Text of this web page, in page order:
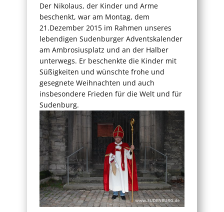
Der Nikolaus, der Kinder und Arme
beschenkt, war am Montag, dem
21.Dezember 2015 im Rahmen unseres
lebendigen Sudenburger Adventskalender
am Ambrosiusplatz und an der Halber
unterwegs. Er beschenkte die Kinder mit
Süßigkeiten und wünschte frohe und
gesegnete Weihnachten und auch
insbesondere Frieden für die Welt und für
Sudenburg.